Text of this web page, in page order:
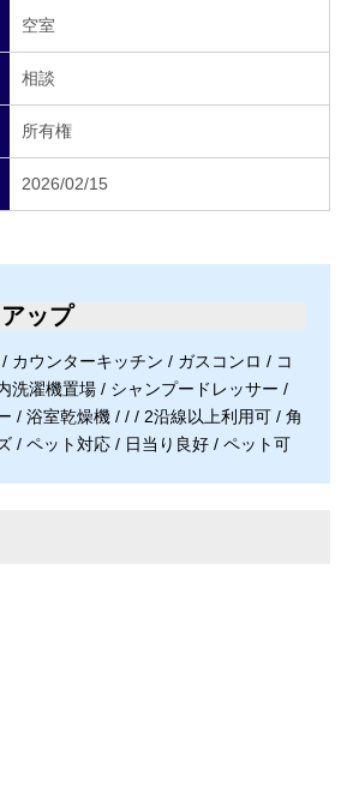
空室
相談
所有権
2026/02/15
ップ
カウンターキッチン / ガスコンロ / コ
洗濯機置場 / シャンプードレッサー /
/ 浴室乾燥機 / / / 2沿線以上利用可 / 角
/ ペット対応 / 日当り良好 / ペット可